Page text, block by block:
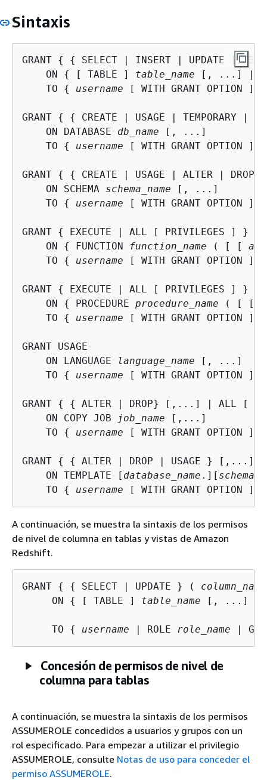
Sintaxis
GRANT { {
SELECT | INSERT | UPDATE |
    ON
{ [ TABLE ] table_name [, ...] | ALL
    TO
{ username [ WITH GRANT OPTION ]
GRANT { {
CREATE | USAGE |
    ON DATABASE
db_name [, ...]
    TO
{ username [ WITH GRANT OPTION ]
GRANT { {
CREATE | USAGE | ALTER |
    ON SCHEMA
schema_name [, ...]
    TO
{ username [ WITH GRANT OPTION ]
GRANT {
EXECUTE | ALL [ PRIVILEGES ] }
    ON
{ FUNCTION function_name ( [ [
    TO
{ username [ WITH GRANT OPTION ]
GRANT {
EXECUTE | ALL [ PRIVILEGES ] }
    ON
{ PROCEDURE procedure_name ( [ [
    TO
{ username [ WITH GRANT OPTION ]
GRANT USAGE
    ON LANGUAGE
language_name [, ...]
    TO
{ username [ WITH GRANT OPTION ]
GRANT { {
ALTER | DROP} [,...] | ALL [
    ON COPY JOB
job_name [,...]
    TO
{ username [ WITH GRANT OPTION ]
GRANT { {
ALTER | DROP | USAGE } [,...]
    ON TEMPLATE [
database_name .][
    TO
{ username [ WITH GRANT OPTION ]
A continuación, se muestra la sintaxis de los permisos
de nivel de columna en tablas y vistas de Amazon
Redshift.
GRANT { { SELECT | UPDATE } ( column_name
     ON
{ [ TABLE ] table_name [, ...] }
     TO
{ username | ROLE role_name |
Concesión de permisos de nivel de
columna para tablas
A continuación, se muestra la sintaxis de los permisos
ASSUMEROLE concedidos a usuarios y grupos con un
rol especificado. Para empezar a utilizar el privilegio
ASSUMEROLE, consulte Notas de uso para conceder el
permiso ASSUMEROLE.